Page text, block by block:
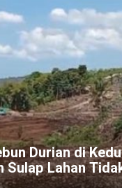
Durian di
Sulap Lahan